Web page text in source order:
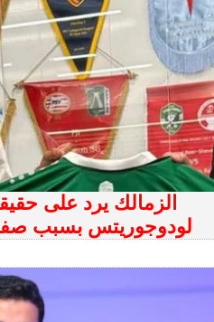
الزمالك يرد على
لودوجوريتس بسبب